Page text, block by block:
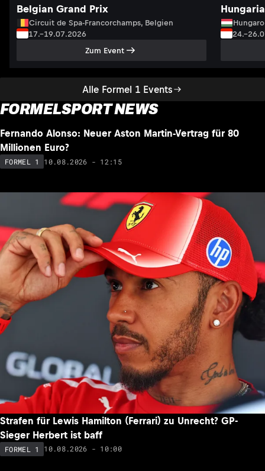
Alle Formel 1 Events
Belgian Grand Prix
Circuit de Spa-Francorchamps, Belgien
17.–19.07.2026
Zum Event
FORMELSPORT NEWS
Fernando Alonso: Neuer Aston Martin-Vertrag für 80
Millionen Euro?
FORMEL 1 10.08.2026 - 12:15
Strafen für Lewis Hamilton (Ferrari) zu Unrecht? GP-
Sieger Herbert ist baff
FORMEL 1 10.08.2026 - 10:00